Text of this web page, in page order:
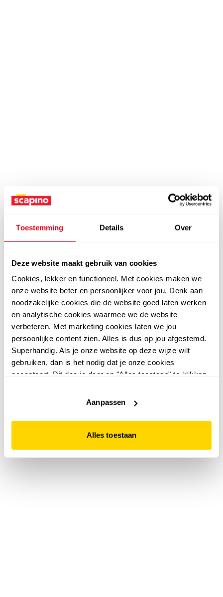
Toestemming Details Over
Deze website maakt gebruik van cookies
Cookies, lekker en functioneel. Met cookies maken we
onze website beter en persoonlijker voor jou. Denk aan
noodzakelijke cookies die de website goed laten werken
en analytische cookies waarmee we de website
verbeteren. Met marketing cookies laten we jou
persoonlijke content zien. Alles is dus op jou afgestemd.
Superhandig. Als je onze website op deze wijze wilt
gebruiken, dan is het nodig dat je onze cookies
accepteert. Dit doe je door op "Alles toestaan" te klikken.
website niet optimaal functioneert.
Aanpassen
Alles toestaan